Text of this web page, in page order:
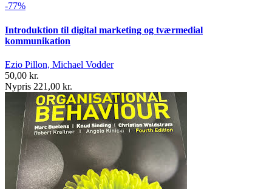
-77%
Introduktion til digital marketing og tværmedial
kommunikation
Ezio Pillon, Michael Vodder
50,00 kr.
Nypris 221,00 kr.